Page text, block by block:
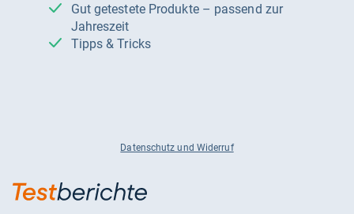
Gut getestete Produkte – passend zur
Jahreszeit
Tipps & Tricks
Datenschutz und Widerruf